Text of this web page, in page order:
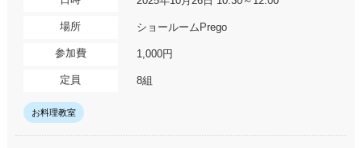
場所 ショールームPrego
参加費 1,000円
定員 8組
お料理教室